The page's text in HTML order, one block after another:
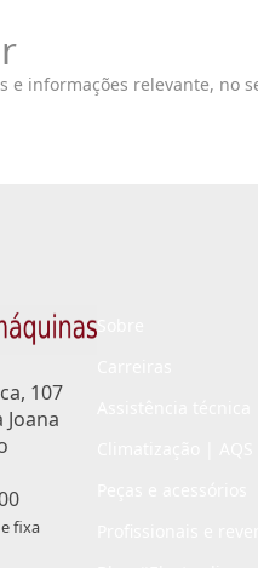
e informações relevante, no
107
Joana
fixa